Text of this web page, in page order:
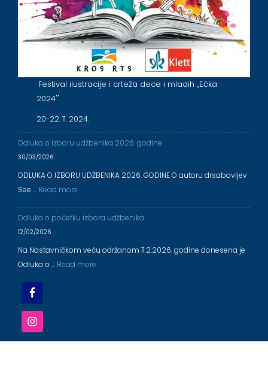
Festival ilustracije i crteža dece i mladih ,,Ečka
2024''
20-22. 11. 2024.
Odluka o izboru udžbenika 2026. godine
30/03/2026
ODLUKA O IZBORU UDŽBENIKA 2026. GODINE O autoru drsabovljev
See … Read more
Odluka o početku izbora udžbenika
12/02/2026
Na Nastavničkom veću održanom 11.2.2026. godine donesena je
Odluka o … Read more